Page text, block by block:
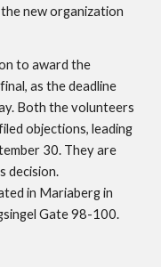
new organization
to award the
as the deadline
Both the volunteers
objections, leading
30. They are
decision.
in Mariaberg in
Gate 98-100.